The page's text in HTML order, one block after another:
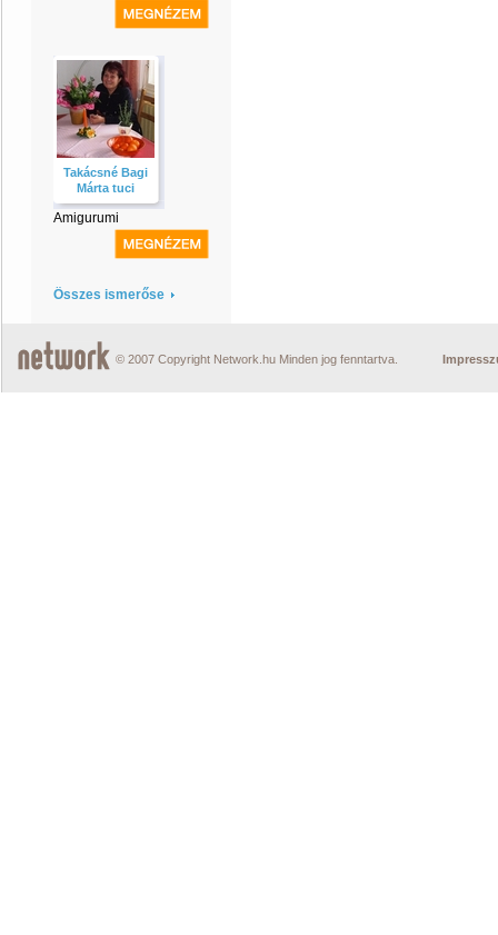
Takácsné Bagi
Márta tuci
Amigurumi
Összes ismerőse
© 2007 Copyright Network.hu Minden jog fenntartva.